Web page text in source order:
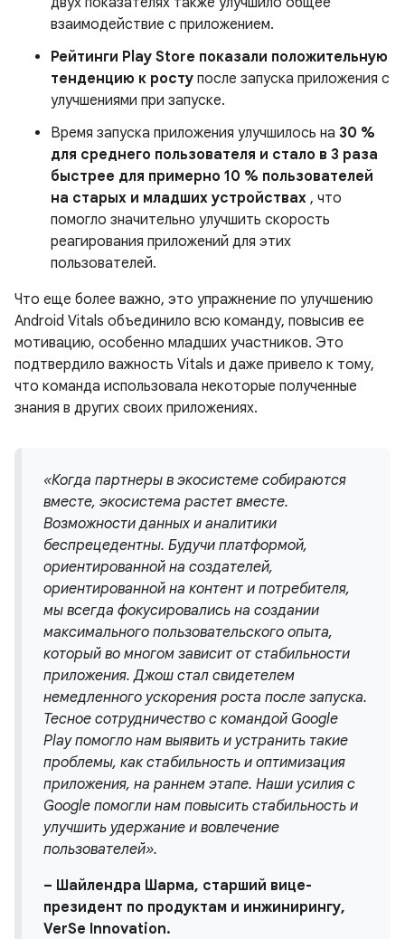
взаимодействие с приложением.
Рейтинги Play Store показали положительную
тенденцию к росту после запуска приложения с
улучшениями при запуске.
Время запуска приложения улучшилось на 30 %
для среднего пользователя и стало в 3 раза
быстрее для примерно 10 % пользователей
на старых и младших устройствах , что
помогло значительно улучшить скорость
реагирования приложений для этих
пользователей.
Что еще более важно, это упражнение по улучшению
Android Vitals объединило всю команду, повысив ее
мотивацию, особенно младших участников. Это
подтвердило важность Vitals и даже привело к тому,
что команда использовала некоторые полученные
знания в других своих приложениях.
«Когда партнеры в экосистеме собираются
вместе, экосистема растет вместе.
Возможности данных и аналитики
беспрецедентны. Будучи платформой,
ориентированной на создателей,
ориентированной на контент и потребителя,
мы всегда фокусировались на создании
максимального пользовательского опыта,
который во многом зависит от стабильности
приложения. Джош стал свидетелем
немедленного ускорения роста после запуска.
Тесное сотрудничество с командой Google
Play помогло нам выявить и устранить такие
проблемы, как стабильность и оптимизация
приложения, на раннем этапе. Наши усилия с
Google помогли нам повысить стабильность и
улучшить удержание и вовлечение
пользователей».
– Шайлендра Шарма, старший вице-
президент по продуктам и инжинирингу,
VerSe Innovation.